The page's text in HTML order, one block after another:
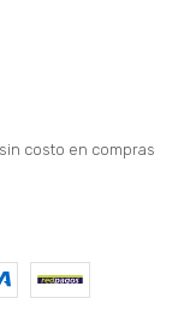
costo en compras